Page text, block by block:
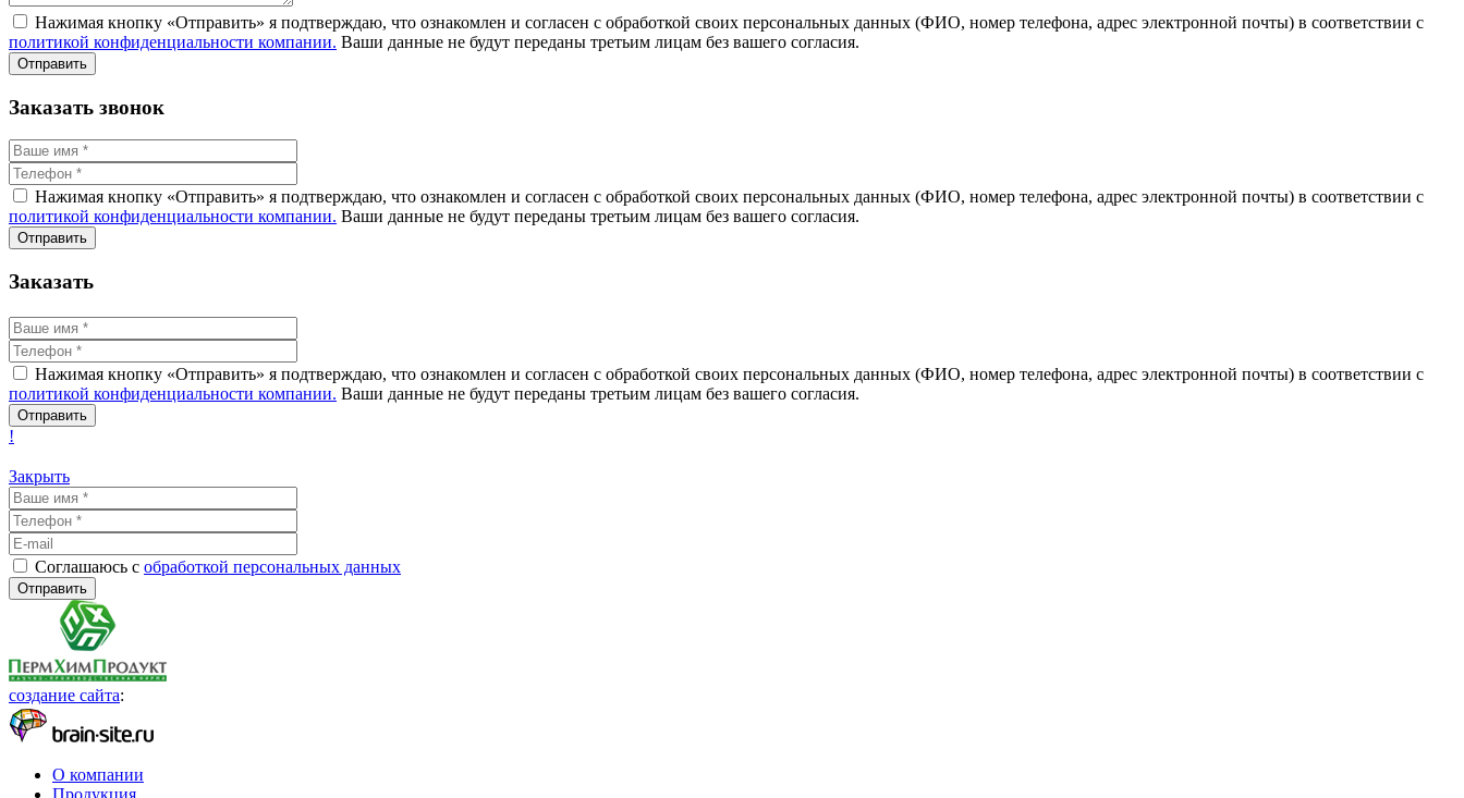
Нажимая кнопку «Отправить» я подтверждаю, что ознакомлен и согласен с обработкой своих персональных данных (ФИО, номер телефона, адрес электронной почты) в соответствии с
политикой конфиденциальности компании. Ваши данные не будут переданы третьим лицам без вашего согласия.
Заказать звонок
Нажимая кнопку «Отправить» я подтверждаю, что ознакомлен и согласен с обработкой своих персональных данных (ФИО, номер телефона, адрес электронной почты) в соответствии с
политикой конфиденциальности компании. Ваши данные не будут переданы третьим лицам без вашего согласия.
Заказать
Нажимая кнопку «Отправить» я подтверждаю, что ознакомлен и согласен с обработкой своих персональных данных (ФИО, номер телефона, адрес электронной почты) в соответствии с
политикой конфиденциальности компании. Ваши данные не будут переданы третьим лицам без вашего согласия.
!
Закрыть
Соглашаюсь с обработкой персональных данных
создание сайта:
О компании
Продукция